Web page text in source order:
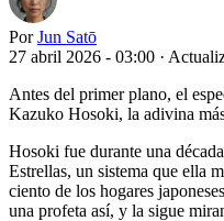
Por Jun Satō
27 abril 2026 - 03:00 ·
Antes del primer plano, el
Kazuko Hosoki, la adivina
Hosoki fue durante una
Estrellas, un sistema que ella
ciento de los hogares
una profeta así, y la sigue